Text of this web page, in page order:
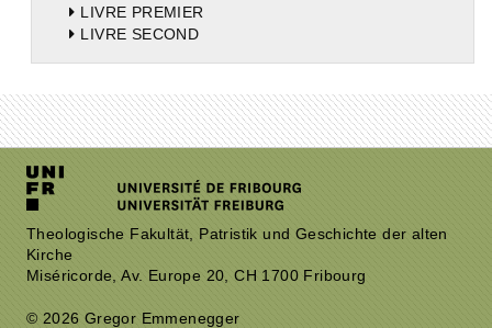
LIVRE PREMIER
LIVRE SECOND
Theologische Fakultät, Patristik und Geschichte der alten
Kirche
Miséricorde, Av. Europe 20, CH 1700 Fribourg
© 2026 Gregor Emmenegger